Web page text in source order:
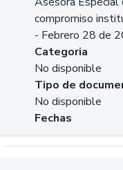
compromiso
- Febrero 28 de
Categoria
No disponible
Tipo de
No disponible
Fechas